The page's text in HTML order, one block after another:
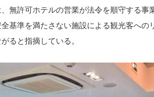
無許可ホテルの営業が法令を順守する事
基準を満たさない施設による観光客への
ると指摘している。